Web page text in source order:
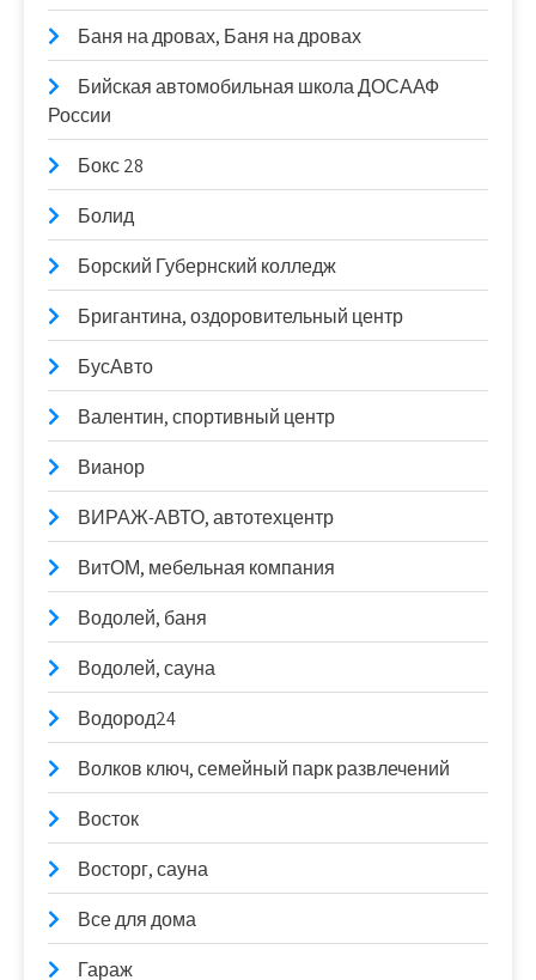
Баня на дровах, Баня на дровах
Бийская автомобильная школа ДОСААФ
России
Бокс 28
Болид
Борский Губернский колледж
Бригантина, оздоровительный центр
БусАвто
Валентин, спортивный центр
Вианор
ВИРАЖ-АВТО, автотехцентр
ВитОМ, мебельная компания
Водолей, баня
Водолей, сауна
Водород24
Волков ключ, семейный парк развлечений
Восток
Восторг, сауна
Все для дома
Гараж